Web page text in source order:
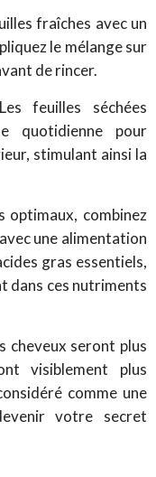
fraîches avec un
le mélange sur
de rincer.
feuilles séchées
quotidienne pour
stimulant ainsi la
optimaux, combinez
une alimentation
gras essentiels,
dans ces nutriments
cheveux seront plus
visiblement plus
comme une
votre secret